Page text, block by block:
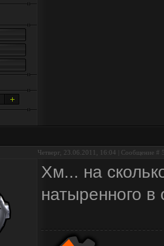
Четверг, 23.06.2011, 16:04 | Сообщение #
Хм... на
натыренного